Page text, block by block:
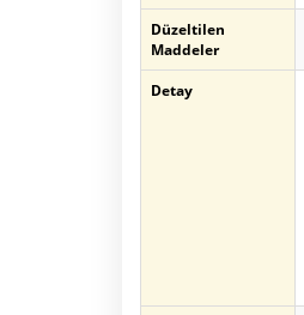
Düzeltilen
Maddeler
Detay